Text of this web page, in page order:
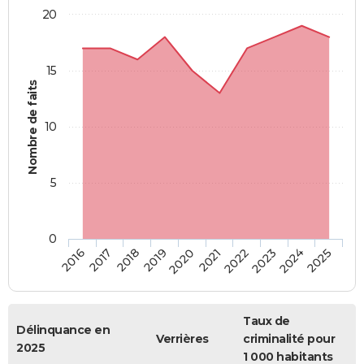
Nombre de faits
20162017 20182019202020212022202320242025
0
5
10
15
20
Délinquance en
2025
Verrières
Taux de
criminalité pour
1 000 habitants